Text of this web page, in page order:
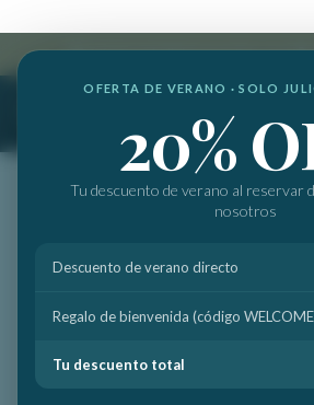
OFERTA DE VERANO · SOLO
20%
Tu descuento de verano al reservar
nosotros
Descuento de verano directo
Regalo de bienvenida (código
Tu descuento total
info@marbellabanussuites.com|
Por Qué los